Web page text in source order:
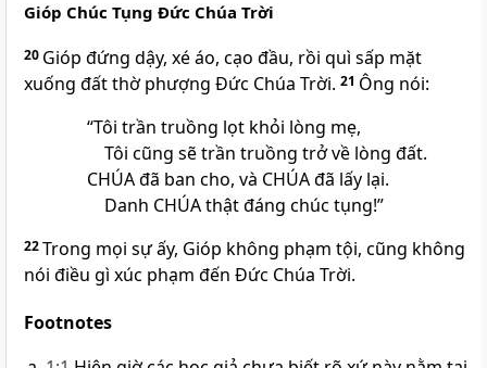
Gióp Chúc Tụng Đức Chúa Trời
20 Gióp đứng dậy, xé áo, cạo đầu, rồi quì sấp mặt
xuống đất thờ phượng Đức Chúa Trời. 21 Ông nói:
“Tôi trần truồng lọt khỏi lòng mẹ,
Tôi cũng sẽ trần truồng trở về lòng đất.
CHÚAđã ban cho, và CHÚAđã lấy lại.
Danh CHÚAthật đáng chúc tụng!”
22Trong mọi sự ấy, Gióp không phạm tội, cũng không
nói điều gì xúc phạm đến Đức Chúa Trời.
Footnotes